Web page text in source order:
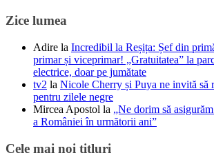
Zice lumea
Adire la Incredibil la Reșița: Șef din
primar și viceprimar! „Gratuitatea” la
electrice, doar pe jumătate
tv2 la Nicole Cherry și Puya ne invită să
pentru zilele negre
Mircea Apostol la „Ne dorim să
a României în următorii ani”
Cele mai noi titluri